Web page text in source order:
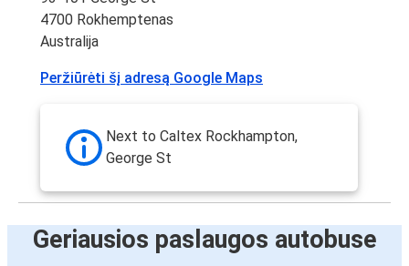
4700 Rokhemptenas
Australija
Peržiūrėti šį adresą Google Maps
Next to Caltex Rockhampton,
George St
Geriausios paslaugos autobuse